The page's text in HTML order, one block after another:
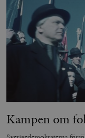
Kampen om